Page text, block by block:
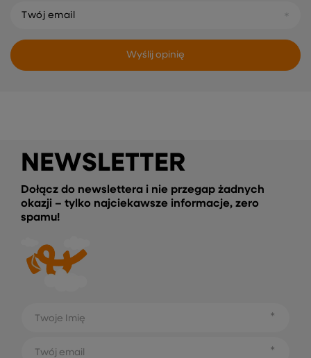
Twój email
Wyślij opinię
NEWSLETTER
Dołącz do newslettera i nie przegap żadnych
okazji – tylko najciekawsze informacje, zero
spamu!
Twoje Imię
Twój email